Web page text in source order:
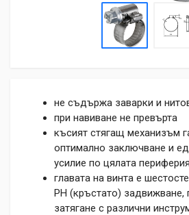
не съдържа заварки и
при навиване не превърта
късият стягащ механизъм
оптимално заключване и
усилие по цялата
главата на винта е
РН (кръстато) задвижване,
затягане с различни